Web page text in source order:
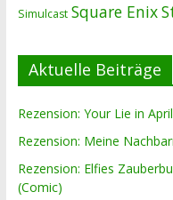
Simulcast Square Enix
Aktuelle Beiträge
Rezension: Your Lie in
Rezension: Meine
Rezension: Elfies
(Comic)